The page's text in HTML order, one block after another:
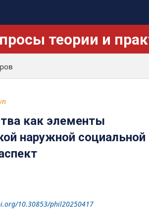
теории и
как элементы
наружной социальной
10.30853/phil20250417